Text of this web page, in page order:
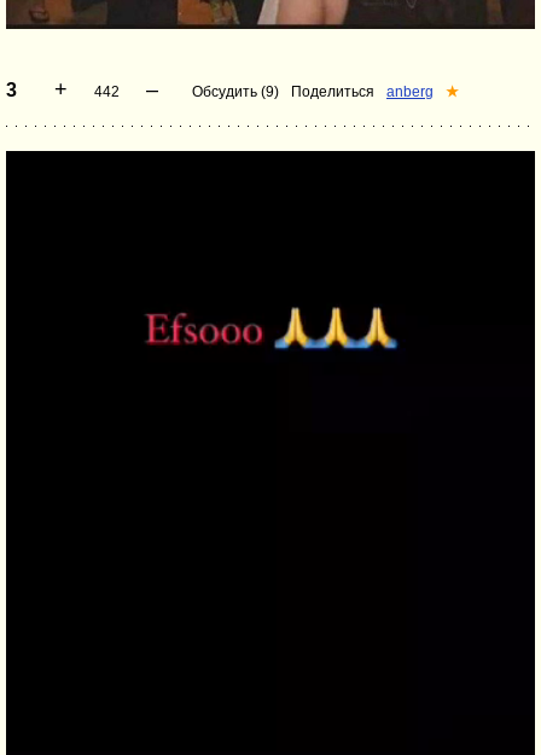
3 + 442 – Обсудить (9) Поделиться anberg ★